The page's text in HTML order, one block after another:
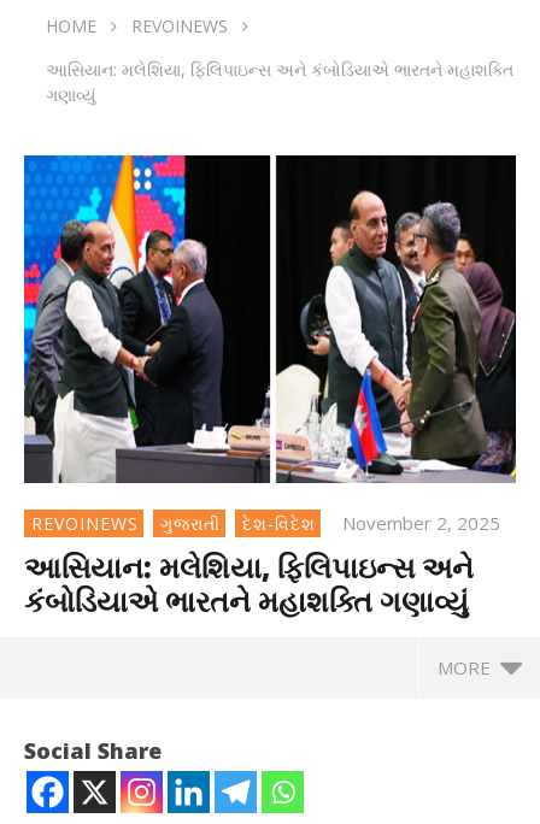
HOME
REVOINEWS
આસિયાન: મલેશિયા, ફિલિપાઇન્સ અને કંબોડિયાએ ભારતને મહાશક્તિ
ગણાવ્યું
REVOINEWS ગુજરાતી દેશ-વિદેશ November 2, 2025
આસિયાન: મલેશિયા, ફિલિપાઇન્સ અને
કંબોડિયાએ ભારતને મહાશક્તિ ગણાવ્યું
MORE
Social Share